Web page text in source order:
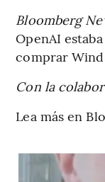
Bloomberg
OpenAI
comprar
Con la
Lea más en